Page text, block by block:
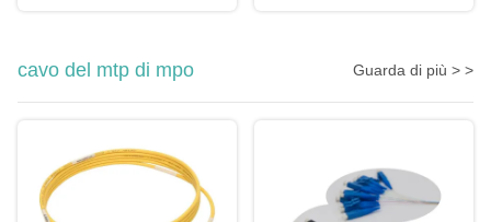
cavo del mtp di mpo Guarda di più > >